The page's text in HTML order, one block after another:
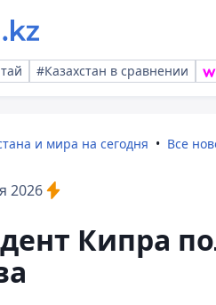
#Казахстан в сравнении
и мира на сегодня Все
2026
Кипра